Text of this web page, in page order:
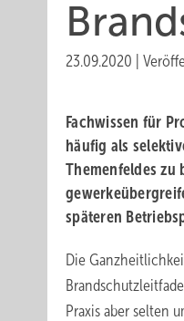
23.09.2020
Fachwissen für
häufig als
Themenfeldes zu
späteren
Die
Praxis aber selten